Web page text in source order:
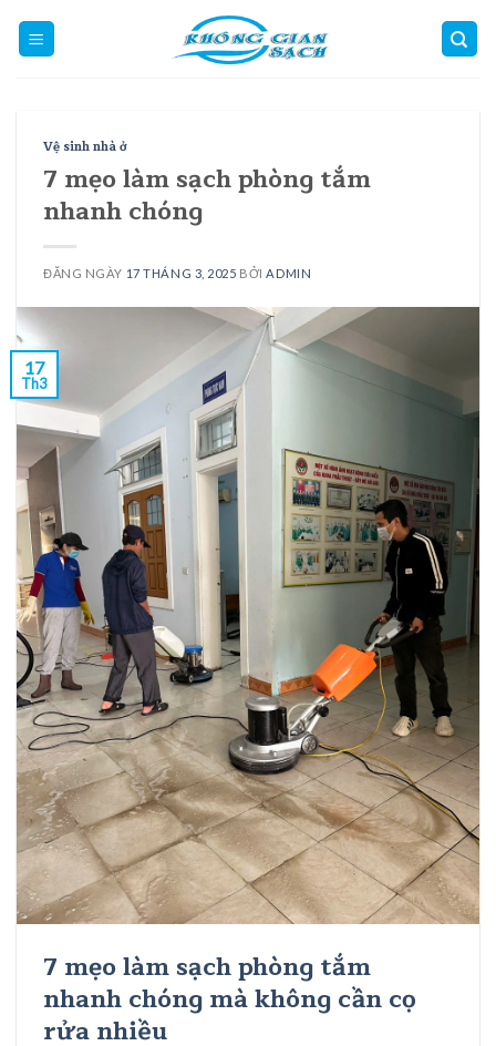
Vệ sinh nhà ở
7 mẹo làm sạch phòng tắm
nhanh chóng
ĐĂNG NGÀY 17 THÁNG 3, 2025 BỞI ADMIN
17
Th3
7 mẹo làm sạch phòng tắm
nhanh chóng mà không cần cọ
rửa nhiều